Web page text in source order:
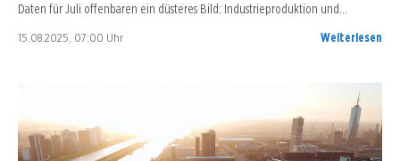
Daten für Juli offenbaren ein düsteres Bild: Industrieproduktion und…
15.08.2025, 07:00 Uhr Weiterlesen